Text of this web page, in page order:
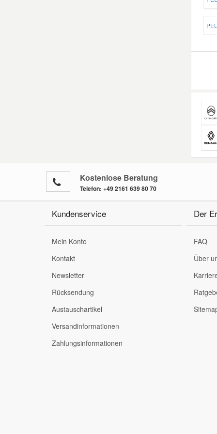
Kostenlose Beratung
Telefon: +49 2161 639 80 70
Kundenservice
Mein Konto
Kontakt
Newsletter
Rücksendung
Austauschartikel
Versandinformationen
Zahlungsinformationen
Der
FAQ
Über